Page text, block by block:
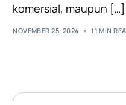
komersial, maupun […]
NOVEMBER 25, 2024 11 MIN